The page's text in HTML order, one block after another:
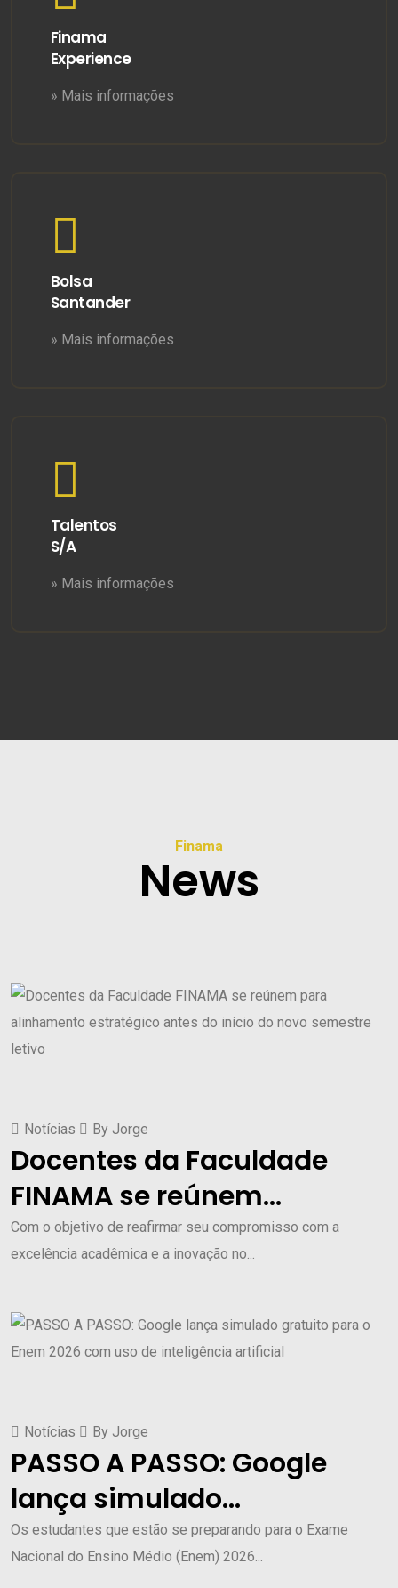
Finama
Experience
» Mais informações
Bolsa
Santander
» Mais informações
Talentos
S/A
» Mais informações
Finama
News
Notícias By Jorge
Docentes da Faculdade
FINAMA se reúnem...
Com o objetivo de reafirmar seu compromisso com a
excelência acadêmica e a inovação no...
Notícias By Jorge
PASSO A PASSO: Google
lança simulado...
Os estudantes que estão se preparando para o Exame
Nacional do Ensino Médio (Enem) 2026...